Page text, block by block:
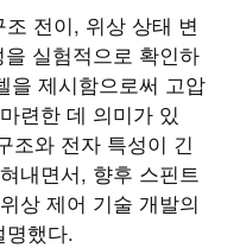
전이, 위상 상태 변
실험적으로 확인하
을 제시함으로써 고압
련한 데 의미가 있
조와 전자 특성이 긴
내면서, 향후 스핀트
상 제어 기술 개발의
명했다.